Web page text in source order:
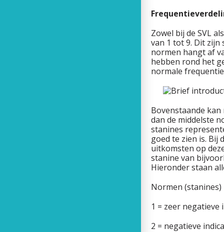
Zowel bij de SVL
van 1 tot 9. Dit zijn
normen hangt af
hebben rond het
normale
Bovenstaande
dan de middelste
stanines
goed te zien is. Bij
uitkomsten op
stanine van
Hieronder staan
Normen
1 = zeer
2 =